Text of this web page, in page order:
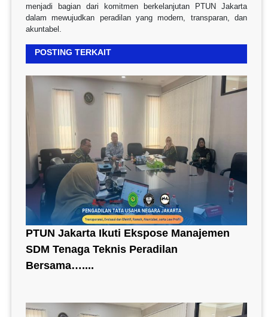
menjadi bagian dari komitmen berkelanjutan PTUN Jakarta
dalam mewujudkan peradilan yang modern, transparan, dan
akuntabel.
POSTING TERKAIT
PTUN Jakarta Ikuti Ekspose Manajemen
SDM Tenaga Teknis Peradilan
Bersama…....